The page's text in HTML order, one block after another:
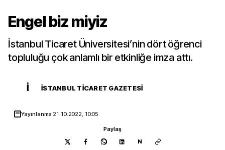
Engel biz miyiz
İstanbul Ticaret Üniversitesi’nin dört öğrenci
topluluğu çok anlamlı bir etkinliğe imza attı.
İ İSTANBUL TICARET GAZETESI
Yayınlanma 21.10.2022, 10:05
Paylaş
N